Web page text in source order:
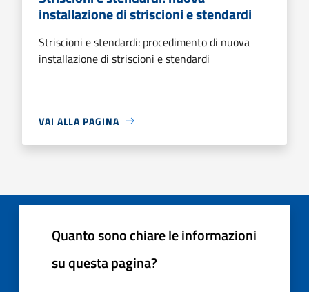
installazione di striscioni e stendardi
Striscioni e stendardi: procedimento di nuova
installazione di striscioni e stendardi
VAI ALLA PAGINA
Quanto sono chiare le informazioni
su questa pagina?